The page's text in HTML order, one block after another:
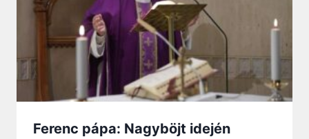
Ferenc pápa: Nagyböjt idején